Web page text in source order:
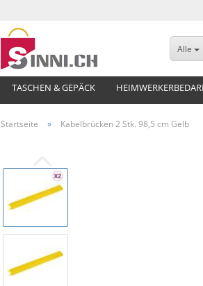
Alle
TASCHEN & GEPÄCK
Startseite »
Kabelbrücken 2 Stk. 98,5 cm Gelb